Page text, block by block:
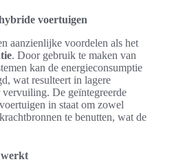
voertuigen
aanzienlijke voordelen als het
. Door gebruik te maken van
kan de energieconsumptie
wat resulteert in lagere
De geïntegreerde
in staat om zowel
te benutten, wat de
werkt